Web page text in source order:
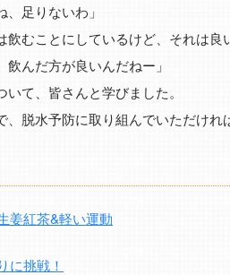
、足りないわ」
飲むことにしているけど、それは良
飲んだ方が良いんだねー」
て、皆さんと学びました。
、脱水予防に取り組んでいただけれ
姜紅茶&軽い運動
に挑戦！